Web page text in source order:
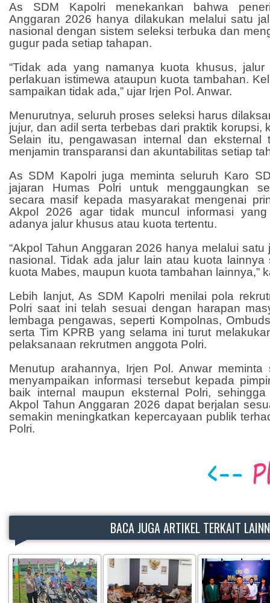
As SDM Kapolri menekankan bahwa
Anggaran 2026 hanya dilakukan melalui satu
nasional dengan sistem seleksi terbuka dan
gugur pada setiap tahapan.
“Tidak ada yang namanya kuota khusus, jalur
perlakuan istimewa ataupun kuota tambahan.
sampaikan tidak ada,” ujar Irjen Pol. Anwar.
Menurutnya, seluruh proses seleksi harus
jujur, dan adil serta terbebas dari praktik korupsi,
Selain itu, pengawasan internal dan eksternal
menjamin transparansi dan akuntabilitas setiap
As SDM Kapolri juga meminta seluruh Karo
jajaran Humas Polri untuk menggaungkan
secara masif kepada masyarakat mengenai
Akpol 2026 agar tidak muncul informasi yang
adanya jalur khusus atau kuota tertentu.
“Akpol Tahun Anggaran 2026 hanya melalui satu
nasional. Tidak ada jalur lain atau kuota lainnya
kuota Mabes, maupun kuota tambahan lainnya,”
Lebih lanjut, As SDM Kapolri menilai pola
Polri saat ini telah sesuai dengan harapan
lembaga pengawas, seperti Kompolnas,
serta Tim KPRB yang selama ini turut
pelaksanaan rekrutmen anggota Polri.
Menutup arahannya, Irjen Pol. Anwar meminta
menyampaikan informasi tersebut kepada
baik internal maupun eksternal Polri,
Akpol Tahun Anggaran 2026 dapat berjalan
semakin meningkatkan kepercayaan publik
Polri.
BACA JUGA ARTIKEL TERKAIT